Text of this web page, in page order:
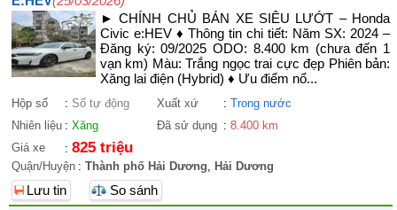
► CHÍNH CHỦ BÁN XE SIÊU LƯỚT – Honda
Civic e:HEV ♦ Thông tin chi tiết: Năm SX: 2024 –
Đăng ký: 09/2025 ODO: 8.400 km (chưa đến 1
vạn km) Màu: Trắng ngọc trai cực đẹp Phiên bản:
Xăng lai điện (Hybrid) ♦ Ưu điểm nổ...
Hộp số : Số tự động Xuất xứ : Trong nước
Nhiên liệu : Xăng Đã sử dụng : 8.400 km
Giá xe
: 825 triệu
Quận/Huyện : Thành phố Hải Dương, Hải Dương
Lưu tin
So sánh